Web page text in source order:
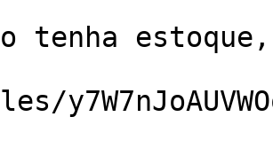
tenha